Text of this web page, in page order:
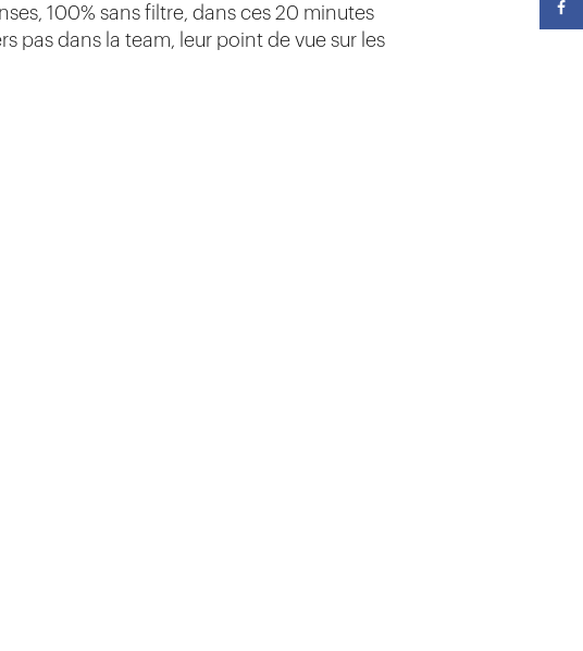
100% sans filtre, dans ces 20 minutes
pas dans la team, leur point de vue sur les